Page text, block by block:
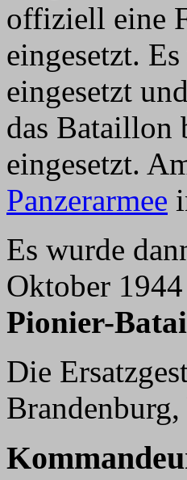
offiziell eine
eingesetzt.
eingesetzt
das Bataillon
eingesetzt.
Panzerarmee
Es wurde
Oktober
Pionier-
Die